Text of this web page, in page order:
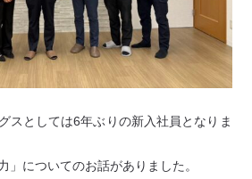
スとしては6年ぶりの新入社員となりま
」についてのお話がありました。